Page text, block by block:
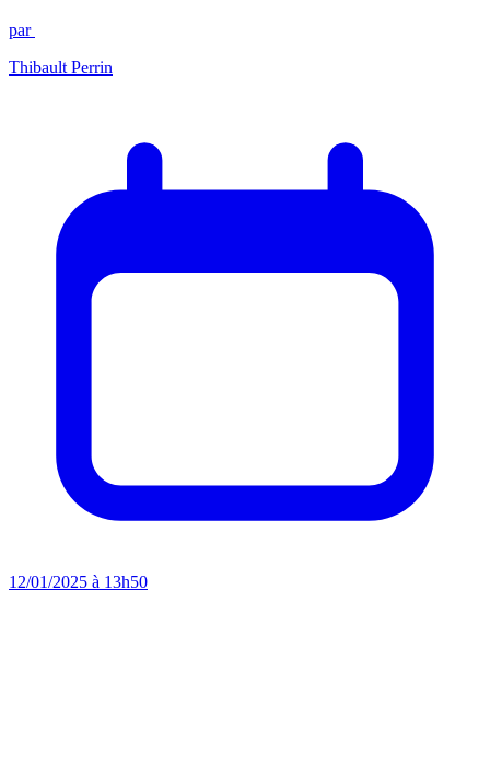
par
Thibault Perrin
12/01/2025 à 13h50